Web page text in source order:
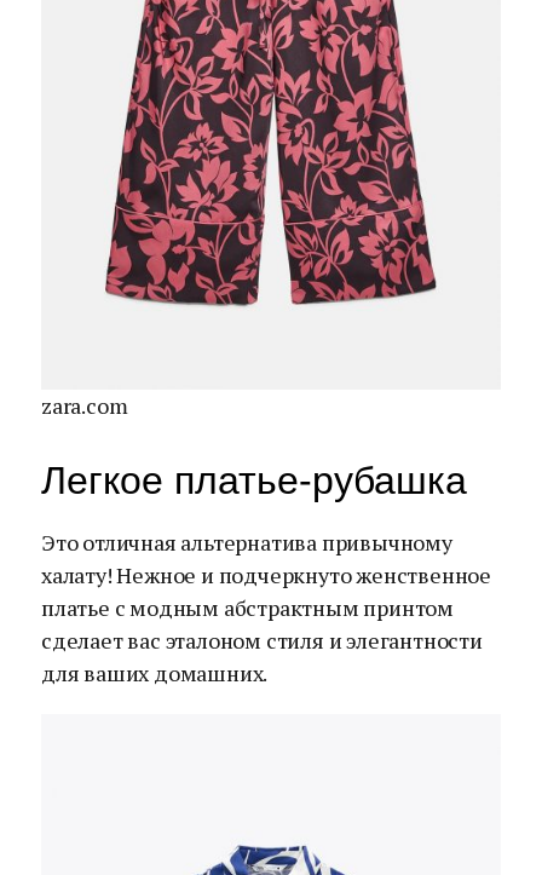
zara.com
Легкое платье-рубашка
Это отличная альтернатива привычному
халату! Нежное и подчеркнуто женственное
платье с модным абстрактным принтом
сделает вас эталоном стиля и элегантности
для ваших домашних.